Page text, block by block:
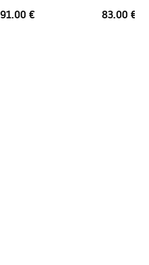
Non
91.00 € 83.00 €